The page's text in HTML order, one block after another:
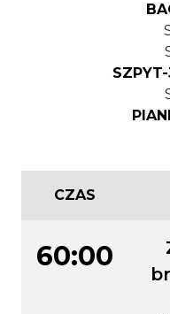
CZAS
60:00